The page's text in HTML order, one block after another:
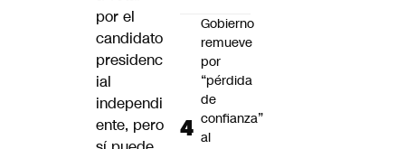
por el
candidato
presidenc
ial
independi
ente, pero
Gobierno
remueve
por
“pérdida
de
confianza”
al